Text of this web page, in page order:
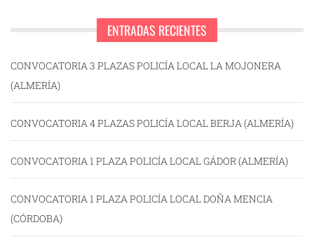
ENTRADAS RECIENTES
CONVOCATORIA 3 PLAZAS POLICÍA LOCAL LA MOJONERA
(ALMERÍA)
CONVOCATORIA 4 PLAZAS POLICÍA LOCAL BERJA (ALMERÍA)
CONVOCATORIA 1 PLAZA POLICÍA LOCAL GÁDOR (ALMERÍA)
CONVOCATORIA 1 PLAZA POLICÍA LOCAL DOÑA MENCIA
(CÓRDOBA)